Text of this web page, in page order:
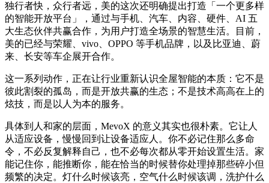
独行者快，众行者远，美的这次还明确提出打造「一个更多样
的智能开放平台」，通过与手机、汽车、内容、硬件、AI 五
大生态伙伴共赢合作，为用户打造全场景的智慧生活。目前，
美的已经与荣耀、vivo、OPPO 等手机品牌，以及比亚迪、蔚
来、长安等车企展开合作。
这一系列动作，正在让行业重新认识全屋智能的本质：它不是
彼此割裂的孤岛，而是开放共赢的生态；不是技术高高在上的
炫技，而是以人为本的服务。
具体到人和家的层面，MevoX 的意义其实也很朴素。它让人
从适应设备，慢慢回到让设备适应人。你不必记住那么多命
令，不必反复解释自己，也不必每次都从零开始设置生活。家
能记住你，能推断你，能在恰当的时候替你处理掉那些碎小但
频繁的决定。灯什么时候该亮，空气什么时候该调，洗护什么